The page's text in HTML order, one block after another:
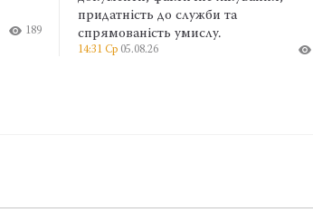
та
599
сховищ,
штучного
інформації